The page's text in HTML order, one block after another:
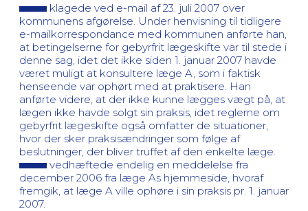
klagede ved e-mail af 23. juli 2007 over
kommunens afgørelse. Under henvisning til tidligere
e-mailkorrespondance med kommunen anførte han,
at betingelserne for gebyrfrit lægeskifte var til stede i
denne sag, idet det ikke siden 1. januar 2007 havde
været muligt at konsultere læge A, som i faktisk
henseende var ophørt med at praktisere. Han
anførte videre, at der ikke kunne lægges vægt på, at
lægen ikke havde solgt sin praksis, idet reglerne om
gebyrfrit lægeskifte også omfatter de situationer,
hvor der sker praksisændringer som følge af
beslutninger, der bliver truffet af den enkelte læge.
vedhæftede endelig en meddelelse fra
december 2006 fra læge As hjemmeside, hvoraf
fremgik, at læge A ville ophøre i sin praksis pr. 1. januar
2007.